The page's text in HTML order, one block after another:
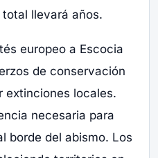
llevará años.
europeo a Escocia
de conservación
extinciones locales.
necesaria para
borde del abismo. Los